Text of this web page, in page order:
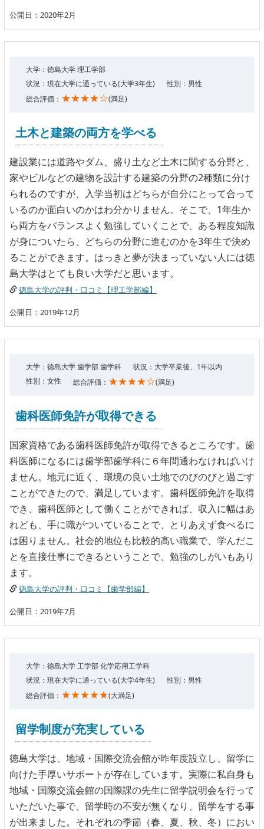
公開日：2020年2月
大学：徳島大学 理工学部
状況：現在大学に通っている(大学3年生)
性別：男性
総合評価： ★★★★☆(満足)
土木と建築の両方を学べる
建設業には道路やダム、盛り土など土木に関する分野と、
家やビルなどの建物を設計する建築の分野の2種類に分け
られるのですが、入学当初はどちらが自分にとって合って
いるのか面白いのかはわ分かりません。そこで、1年生か
ら両方をバランスよく勉強していくことで、ある程度知識
が身についたら、どちらの分野に進むのかを3年生で決め
ることができます。はっきと夢が決まっていない人には徳
島大学はとても良い大学だと思います。
徳島大学の評判・口コミ【理工学部編】
公開日：2019年12月
大学：徳島大学 歯学部 歯学科
状況：大学卒業後、1年以内
性別：女性
総合評価： ★★★★☆(満足)
歯科医師免許が取得できる
国家資格である歯科医師免許が取得できるところです。歯
科医師になるには歯学部歯学科に６年間通わなければいけ
ません。地元に近く、環境の良い土地でのびのびと過ごす
ことができたので、満足しています。歯科医師免許を取得
でき、歯科医師として働くことができれば、収入に幅はあ
れども、手に職がついていることで、とりあえず食べるに
は困りません。社会的地位も比較的高い職業で、学んだこ
とを直接仕事にできるということで、勉強のしがいもあり
ます。
徳島大学の評判・口コミ【歯学部編】
公開日：2019年7月
大学：徳島大学 工学部 化学応用工学科
状況：現在大学に通っている(大学4年生)
性別：男性
総合評価： ★★★★★(大満足)
留学制度が充実している
徳島大学は、地域・国際交流会館が昨年度設立し、留学に
向けた手厚いサポートが存在しています。実際に私自身も
地域・国際交流会館の国際課の先生に留学説明会を行って
いただいた事で、留学時の不安が無くなり、留学をする事
が出来ました。それぞれの季節（春、夏、秋、冬）におい